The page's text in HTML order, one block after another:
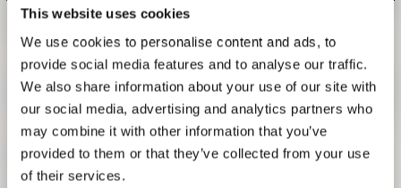
This website uses cookies
We use cookies to personalise content and ads, to
provide social media features and to analyse our traffic.
We also share information about your use of our site with
our social media, advertising and analytics partners who
may combine it with other information that you’ve
provided to them or that they’ve collected from your use
of their services.
FORSCHUNG
KURATOR*INNEN FÜHRUNGEN
ALLE TERMINE AB MÄRZ 2025
Kurator*innen-Führung durch die Ausstellung mit
Informationen zum Erarbeitungsprozess, der
zugrundeliegenden Forschung und den Inhalten.